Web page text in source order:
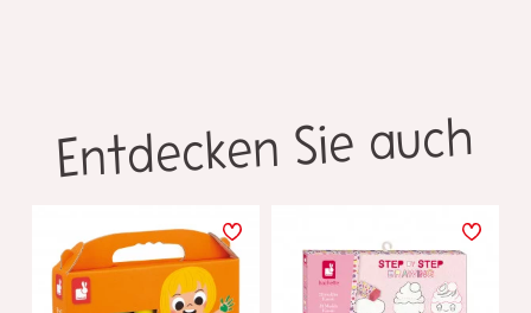
Entdecken Sie auch